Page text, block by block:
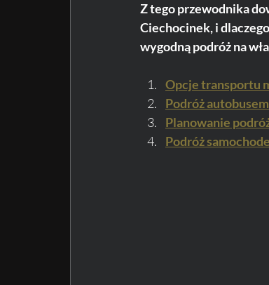
Z tego przewodnika
Ciechocinek, i
wygodną podróż na
Opcje transportu
Podróż
Planowanie
Podróż